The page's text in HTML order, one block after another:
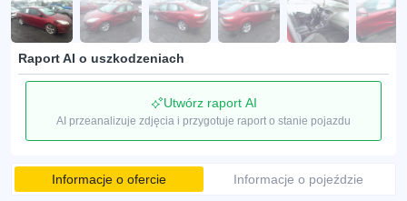
Raport AI o uszkodzeniach
Utwórz raport AI
AI przeanalizuje zdjęcia i przygotuje raport o stanie pojazdu
Informacje o ofercie Informacje o pojeździe